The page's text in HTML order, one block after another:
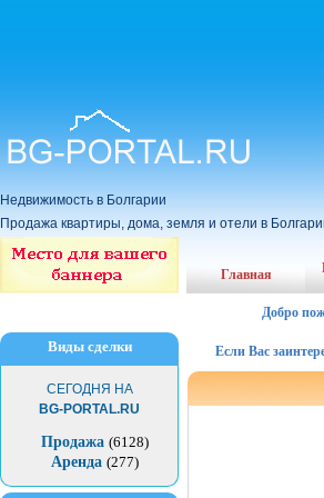
Недвижимость в Болгарии
Продажа квартиры, дома, земля и отели в
Виды сделки
СЕГОДНЯ НА
BG-PORTAL.RU
Продажа (6128)
Аренда (277)
Главная
Добро
Если Вас